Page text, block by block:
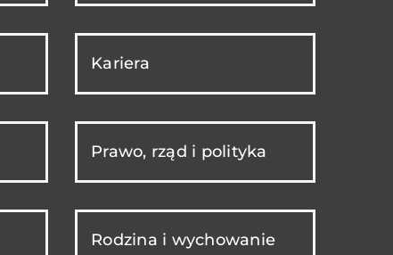
Kariera
Prawo, rząd i polityka
Rodzina i wychowanie